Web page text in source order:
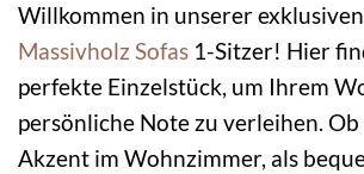
Willkommen in unserer
Massivholz Sofas 1-Sitzer! Hier
perfekte Einzelstück, um Ihrem
persönliche Note zu verleihen.
Akzent im Wohnzimmer, als